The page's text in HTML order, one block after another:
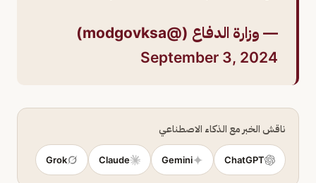
— وزارة الدفاع (@modgovksa)
September 3, 2024
ناقش الخبر مع الذكاء الاصطناعي
ChatGPT
Gemini
Claude
Grok